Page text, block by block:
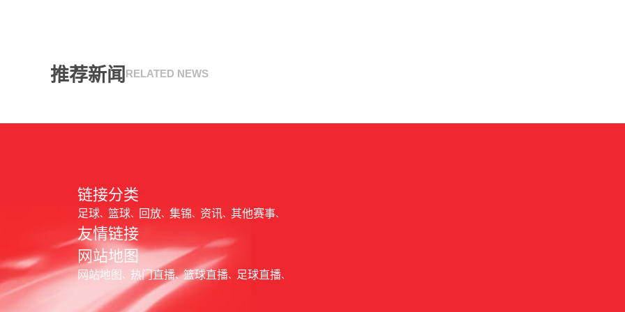
推荐新闻 RELATED NEWS
链接分类
足球 篮球 回放 集锦 资讯 其他赛事
友情链接
网站地图
网站地图 热门直播 篮球直播 足球直播